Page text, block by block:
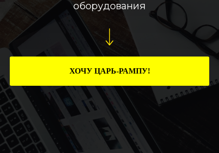
оборудования
ХОЧУ ЦАРЬ-РАМПУ!